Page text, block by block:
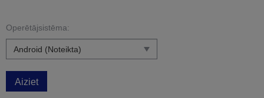
Operētājsistēma:
Aiziet